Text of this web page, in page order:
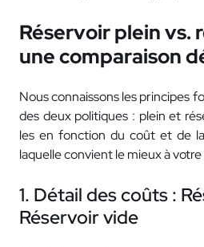
Réservoir plein vs.
une comparaison
Nous connaissons les principes
des deux politiques : plein et
les en fonction du coût et de
laquelle convient le mieux à
1. Détail des coûts :
Réservoir vide